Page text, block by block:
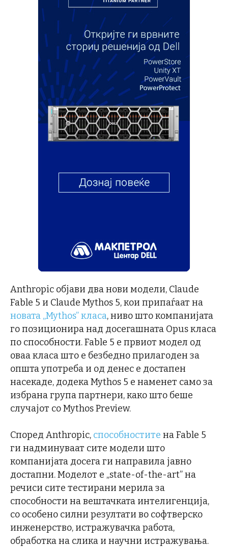
Anthropic објави два нови модели, Claude
Fable 5 и Claude Mythos 5, кои припаѓаат на
новата „Mythos” класа, ниво што компанијата
го позиционира над досегашната Opus класа
по способности. Fable 5 е првиот модел од
оваа класа што е безбедно прилагоден за
општа употреба и од денес е достапен
насекаде, додека Mythos 5 е наменет само за
избрана група партнери, како што беше
случајот со Mythos Preview.
Според Anthropic, способностите на Fable 5
ги надминуваат сите модели што
компанијата досега ги направила јавно
достапни. Моделот е „state-of-the-art” на
речиси сите тестирани мерила за
способности на вештачката интелигенција,
со особено силни резултати во софтверско
инженерство, истражувачка работа,
обработка на слика и научни истражувања.